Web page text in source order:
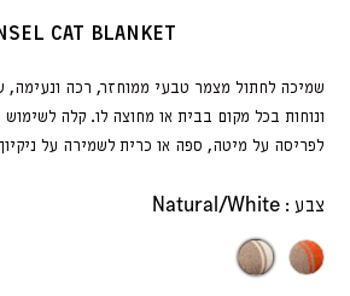
CAT BLANKET
שמיכה לחתול מצמר טבעי ממוחזר, רכה
ונוחות בכל מקום בבית או מחוצה לו. קלה לשימוש
לפריסה על מיטה, ספה או כרית לשמירה על
צבע : Natural/White
Natural/